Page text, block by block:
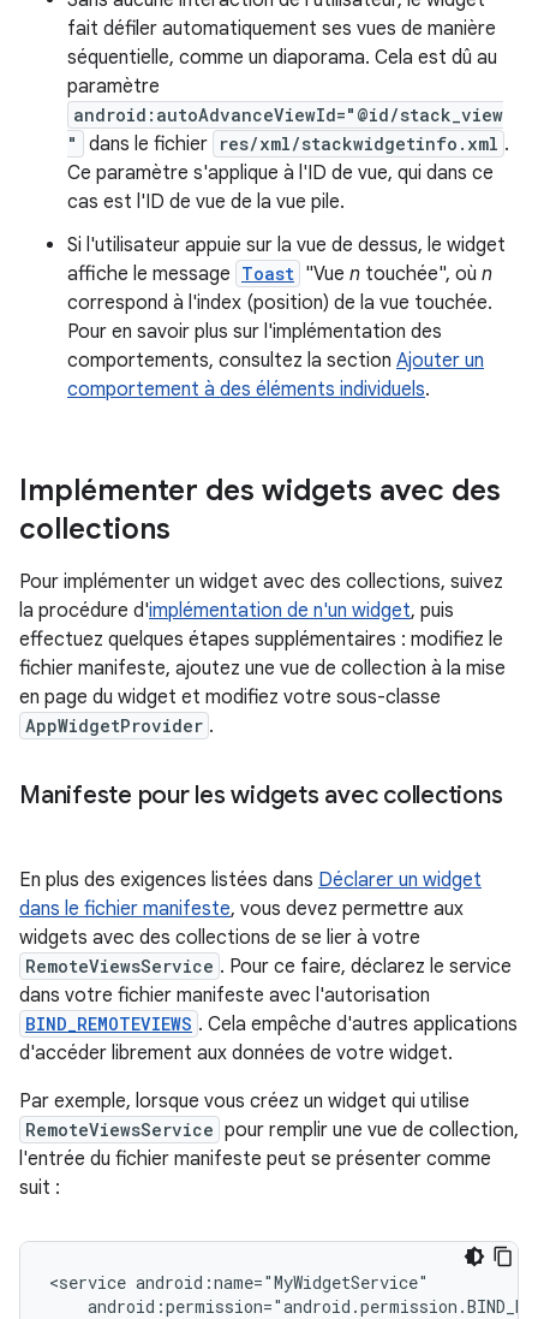
fait défiler automatiquement ses vues de manière
séquentielle, comme un diaporama. Cela est dû au
paramètre
android:autoAdvanceViewId="@id/stack_view
"
dans le fichier res/xml/stackwidgetinfo.xml .
Ce paramètre s'applique à l'ID de vue, qui dans ce
cas est l'ID de vue de la vue pile.
Si l'utilisateur appuie sur la vue de dessus, le widget
affiche le message Toast "Vue n touchée", où n
correspond à l'index (position) de la vue touchée.
Pour en savoir plus sur l'implémentation des
comportements, consultez la section Ajouter un
comportement à des éléments individuels.
Implémenter des widgets avec des
collections
Pour implémenter un widget avec des collections, suivez
la procédure d'implémentation de n'un widget, puis
effectuez quelques étapes supplémentaires : modifiez le
fichier manifeste, ajoutez une vue de collection à la mise
en page du widget et modifiez votre sous-classe
AppWidgetProvider .
Manifeste pour les widgets avec collections
En plus des exigences listées dans Déclarer un widget
dans le fichier manifeste, vous devez permettre aux
widgets avec des collections de se lier à votre
RemoteViewsService . Pour ce faire, déclarez le service
dans votre fichier manifeste avec l'autorisation
BIND_REMOTEVIEWS . Cela empêche d'autres applications
d'accéder librement aux données de votre widget.
Par exemple, lorsque vous créez un widget qui utilise
RemoteViewsService pour remplir une vue de collection,
l'entrée du fichier manifeste peut se présenter comme
suit :
<service